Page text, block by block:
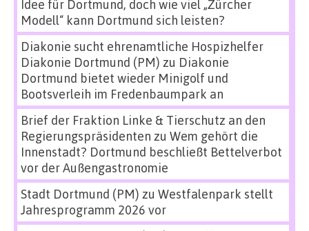
Idee für Dortmund, doch wie viel „Zürcher
Modell“ kann Dortmund sich leisten?
Diakonie sucht ehrenamtliche Hospizhelfer
Diakonie Dortmund (PM) zu Diakonie
Dortmund bietet wieder Minigolf und
Bootsverleih im Fredenbaumpark an
Brief der Fraktion Linke & Tierschutz an den
Regierungspräsidenten zu Wem gehört die
Innenstadt? Dortmund beschließt Bettelverbot
vor der Außengastronomie
Stadt Dortmund (PM) zu Westfalenpark stellt
Jahresprogramm 2026 vor